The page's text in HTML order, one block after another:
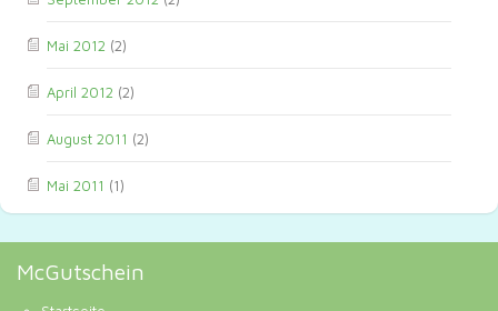
Mai 2012 (2)
April 2012 (2)
August 2011 (2)
Mai 2011 (1)
McGutschein